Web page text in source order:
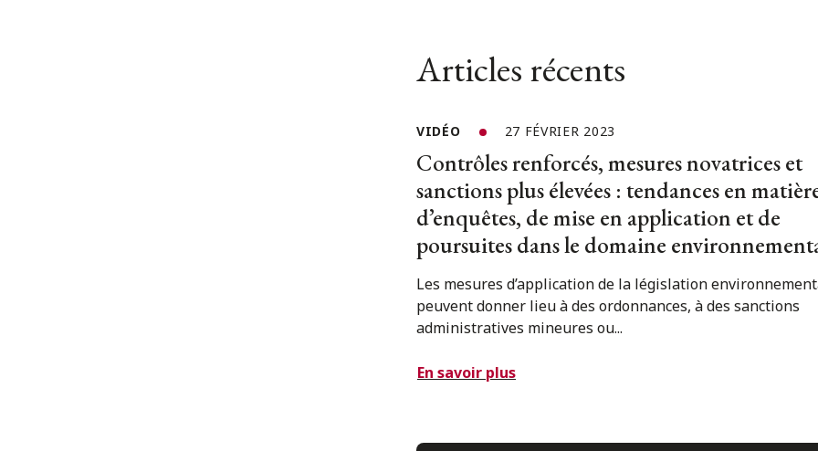
Articles récents
VIDÉO 27 FÉVRIER 2023
Contrôles renforcés, mesures novatrices et
sanctions plus élevées : tendances en
d’enquêtes, de mise en application et de
poursuites dans le domaine
Les mesures d’application de la législation
peuvent donner lieu à des ordonnances, à des sanctions
administratives mineures ou...
En savoir plus